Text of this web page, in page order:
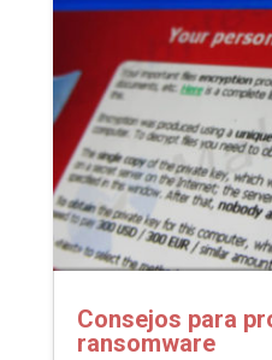
Consejos para
ransomware